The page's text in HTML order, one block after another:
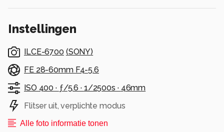
twee mensen die hun eigen verhaal beginnen
Alle rechten voorbehouden
Instellingen
ILCE-6700 (SONY)
FE 28-60mm F4-5.6
ISO 400 · ƒ/5.6 · 1/2500s · 46mm
Flitser uit, verplichte modus
Alle foto informatie tonen